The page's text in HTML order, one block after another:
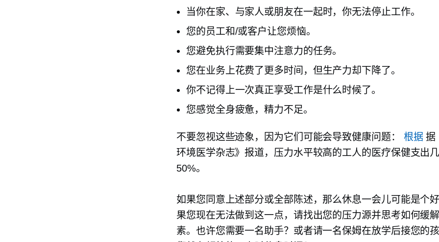
当你在家、与家人或朋友在一起时，你无法停止工作。
您的员工和/或客户让您烦恼。
您避免执行需要集中注意力的任务。
您在业务上花费了更多时间，但生产力却下降了。
你不记得上一次真正享受工作是什么时候了。
您感觉全身疲惫，精力不足。
不要忽视这些迹象，因为它们可能会导致健康问题： 根据据
环境医学杂志》报道，压力水平较高的工人的医疗保健支出
50%。
如果您同意上述部分或全部陈述，那么休息一会儿可能是个
果您现在无法做到这一点，请找出您的压力源并思考如何缓
素。也许您需要一名助手？或者请一名保姆在放学后接您的